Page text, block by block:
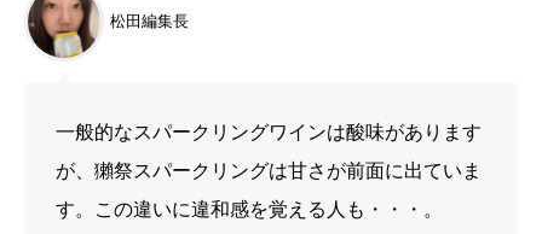
松田編集長
一般的なスパークリングワインは酸味があります
が、獺祭スパークリングは甘さが前面に出ていま
す。この違いに違和感を覚える人も・・・。